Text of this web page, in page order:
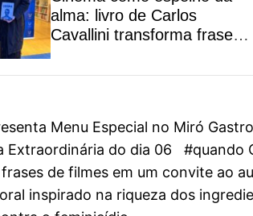
alma: livro de Carlos
Cavallini transforma frases
de filmes em um convite ao
autoconhecimento
Menu Especial no Miró
Extraordinária do dia 06
#quando
de filmes em um convite ao
inspirado na riqueza dos